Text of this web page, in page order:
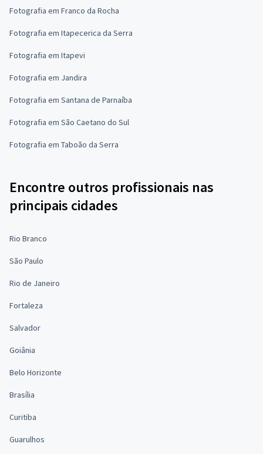
Fotografia em Franco da Rocha
Fotografia em Itapecerica da Serra
Fotografia em Itapevi
Fotografia em Jandira
Fotografia em Santana de Parnaíba
Fotografia em São Caetano do Sul
Fotografia em Taboão da Serra
Encontre outros profissionais nas
principais cidades
Rio Branco
São Paulo
Rio de Janeiro
Fortaleza
Salvador
Goiânia
Belo Horizonte
Brasília
Curitiba
Guarulhos